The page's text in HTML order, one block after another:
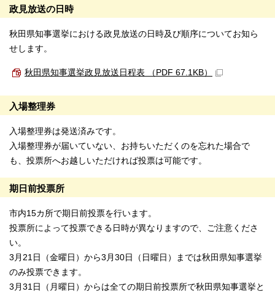
政見放送の日時
秋田県知事選挙における政見放送の日時及び順序についてお知ら
せします。
秋田県知事選挙政見放送日程表 （PDF 67.1KB）
入場整理券
入場整理券は発送済みです。
入場整理券が届いていない、お持ちいただくのを忘れた場合で
も、投票所へお越しいただければ投票は可能です。
期日前投票所
市内15カ所で期日前投票を行います。
投票所によって投票できる日時が異なりますので、ご注意くださ
い。
3月21日（金曜日）から3月30日（日曜日）までは秋田県知事選挙
のみ投票できます。
3月31日（月曜日）からは全ての期日前投票所で秋田県知事選挙と